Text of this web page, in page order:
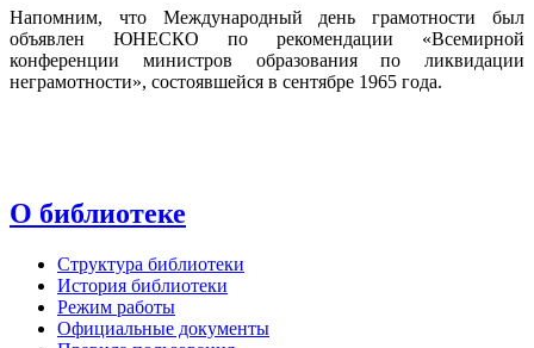
Напомним, что Международный день грамотности был
объявлен ЮНЕСКО по рекомендации «Всемирной
конференции министров образования по ликвидации
неграмотности», состоявшейся в сентябре 1965 года.
О библиотеке
Структура библиотеки
История библиотеки
Режим работы
Официальные документы